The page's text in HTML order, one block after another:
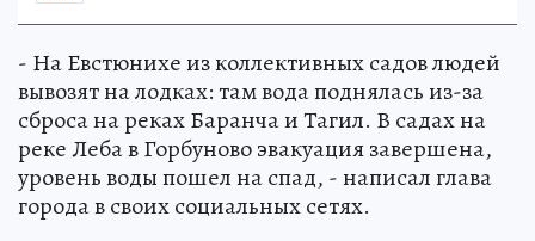
- На Евстюнихе из коллективных садов людей
вывозят на лодках: там вода поднялась из-за
сброса на реках Баранча и Тагил. В садах на
реке Леба в Горбуново эвакуация завершена,
уровень воды пошел на спад, - написал глава
города в своих социальных сетях.